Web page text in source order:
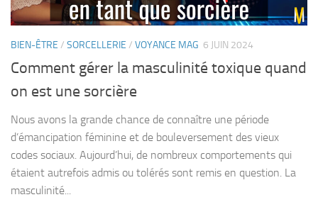
BIEN-ÊTRE / SORCELLERIE / VOYANCE MAG 6 JUIN 2024
Comment gérer la masculinité toxique quand
on est une sorcière
Nous avons la grande chance de connaître une période
d’émancipation féminine et de bouleversement des vieux
codes sociaux. Aujourd’hui, de nombreux comportements qui
étaient autrefois admis ou tolérés sont remis en question. La
masculinité...